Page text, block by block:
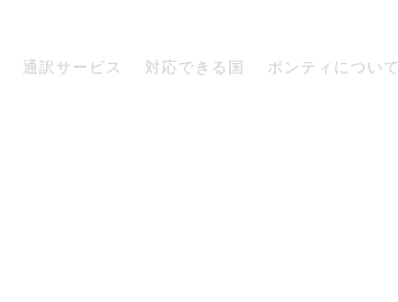
通訳サービス 対応できる国 ポンティについて